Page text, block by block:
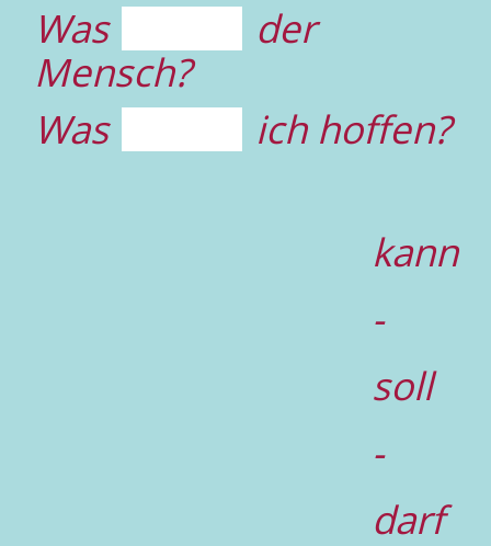
Was
der
Mensch?
Was
ich hoffen?
kann
-
soll
-
darf